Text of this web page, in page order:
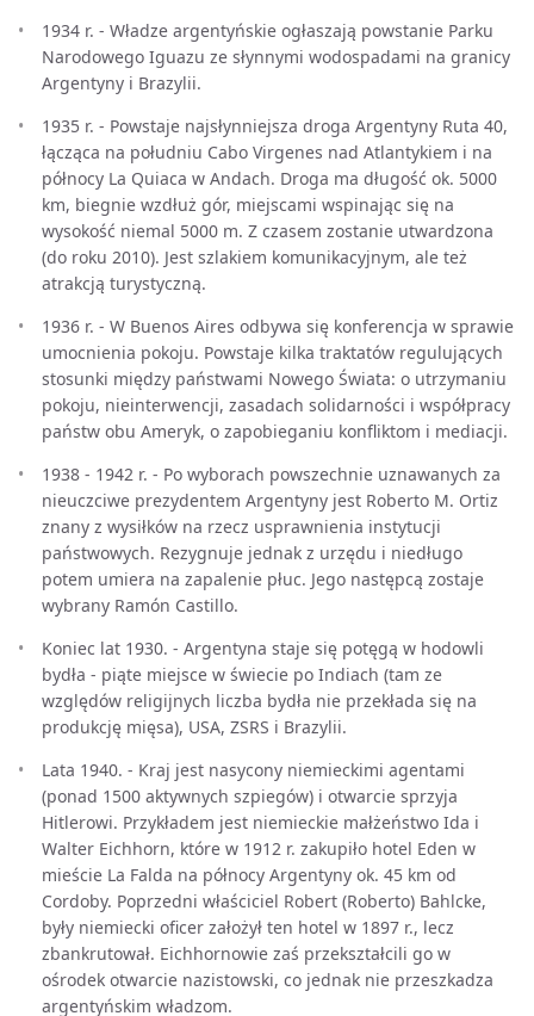
1934 r. - Władze argentyńskie ogłaszają powstanie Parku
Narodowego Iguazu ze słynnymi wodospadami na granicy
Argentyny i Brazylii.
1935 r. - Powstaje najsłynniejsza droga Argentyny Ruta 40,
łącząca na południu Cabo Virgenes nad Atlantykiem i na
północy La Quiaca w Andach. Droga ma długość ok. 5000
km, biegnie wzdłuż gór, miejscami wspinając się na
wysokość niemal 5000 m. Z czasem zostanie utwardzona
(do roku 2010). Jest szlakiem komunikacyjnym, ale też
atrakcją turystyczną.
1936 r. - W Buenos Aires odbywa się konferencja w sprawie
umocnienia pokoju. Powstaje kilka traktatów regulujących
stosunki między państwami Nowego Świata: o utrzymaniu
pokoju, nieinterwencji, zasadach solidarności i współpracy
państw obu Ameryk, o zapobieganiu konfliktom i mediacji.
1938 - 1942 r. - Po wyborach powszechnie uznawanych za
nieuczciwe prezydentem Argentyny jest Roberto M. Ortiz
znany z wysiłków na rzecz usprawnienia instytucji
państwowych. Rezygnuje jednak z urzędu i niedługo
potem umiera na zapalenie płuc. Jego następcą zostaje
wybrany Ramón Castillo.
Koniec lat 1930. - Argentyna staje się potęgą w hodowli
bydła - piąte miejsce w świecie po Indiach (tam ze
względów religijnych liczba bydła nie przekłada się na
produkcję mięsa), USA, ZSRS i Brazylii.
Lata 1940. - Kraj jest nasycony niemieckimi agentami
(ponad 1500 aktywnych szpiegów) i otwarcie sprzyja
Hitlerowi. Przykładem jest niemieckie małżeństwo Ida i
Walter Eichhorn, które w 1912 r. zakupiło hotel Eden w
mieście La Falda na północy Argentyny ok. 45 km od
Cordoby. Poprzedni właściciel Robert (Roberto) Bahlcke,
były niemiecki oficer założył ten hotel w 1897 r., lecz
zbankrutował. Eichhornowie zaś przekształcili go w
ośrodek otwarcie nazistowski, co jednak nie przeszkadza
argentyńskim władzom.